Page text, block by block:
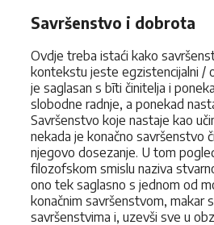
Savršenstvo i dobrota
Ovdje treba istaći kako
kontekstu jeste egzistencijalni /
je saglasan s bīti činitelja i
slobodne radnje, a ponekad
Savršenstvo koje nastaje kao
nekada je konačno savršenstvo
njegovo dosezanje. U tom
filozofskom smislu naziva
ono tek saglasno s jednom od
konačnim savršenstvom, makar
savršenstvima i, uzevši sve u